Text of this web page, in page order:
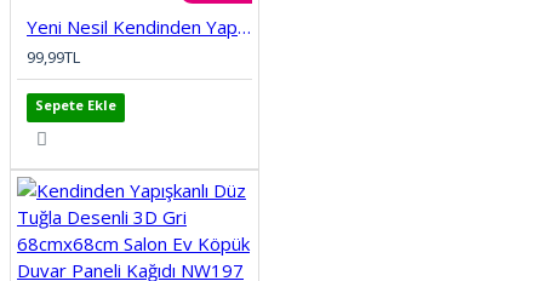
Yeni Nesil Kendinden Yapışkanlı Esnek Sünger Renkli 3D Taş Tuğla Desen Duvar Kağıdı Paneli nw208
99,99TL
Sepete Ekle